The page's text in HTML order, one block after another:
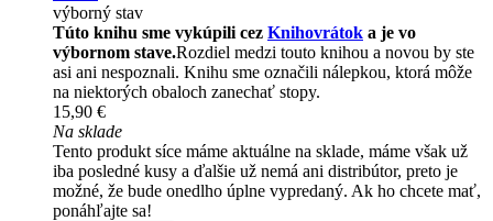
výborný stav
Túto knihu sme vykúpili cez Knihovrátok a je vo
výbornom stave.Rozdiel medzi touto knihou a novou by ste
asi ani nespoznali. Knihu sme označili nálepkou, ktorá môže
na niektorých obaloch zanechať stopy.
15,90 €
Na sklade
Tento produkt síce máme aktuálne na sklade, máme však už
iba posledné kusy a ďalšie už nemá ani distribútor, preto je
možné, že bude onedlho úplne vypredaný. Ak ho chcete mať,
ponáhľajte sa!